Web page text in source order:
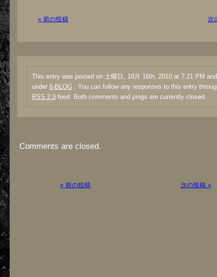
« 前の投稿 次
This entry was posted on 土曜日, 10月 16th, 2010 at 7:21 PM
under 6-BLOG . You can follow any responses to this entry
RSS 2.0 feed. Both comments and pings are currently closed.
Comments are closed.
« 前の投稿 次の投稿 »